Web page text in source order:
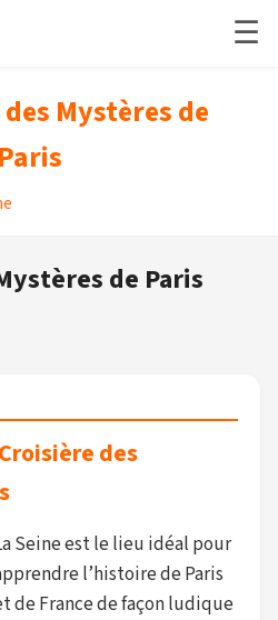
☰
Mystères de
Paris
de Paris
des
Seine est le lieu idéal pour
l’histoire de Paris
de France de façon ludique